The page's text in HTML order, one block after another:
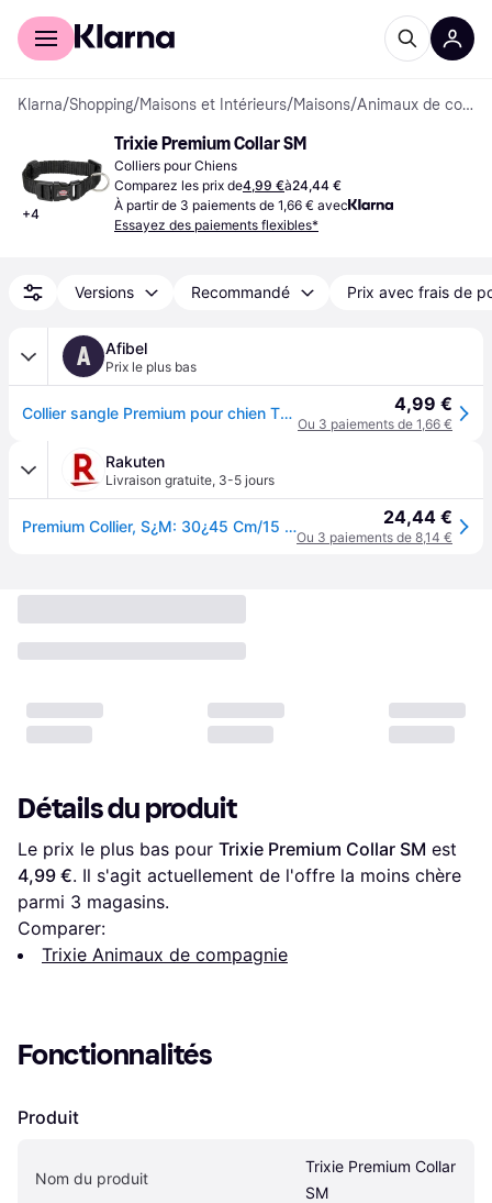
Acheter avec Klarna
Klarna/Shopping/Maisons et Intérieurs/Maisons/ Animaux de compagnie
+4
Trixie Premium Collar SM
Colliers pour Chiens
Comparez les prix de4,99 €à24,44 €
À partir de 3 paiements de 1,66 € avec
Essayez des paiements flexibles*
Versions Recommandé Prix avec frais de
A Afibel
Prix le plus bas
Collier sangle Premium pour chien TRIXIE - TRX-201401 - Noir - Polyester - Taille : S-M 4,99 €
Ou 3 paiements de 1,66 €
Rakuten
Livraison gratuite, 3-5 jours
Premium Collier, S¿M: 30¿45 Cm/15 Mm, Noir - 20151 24,44 €
Ou 3 paiements de 8,14 €
Détails du produit
Le prix le plus bas pour Trixie Premium Collar SM
4,99 €. Il s'agit actuellement de l'offre la moins chère
parmi 3 magasins.
Comparer:
Trixie Animaux de compagnie
Fonctionnalités
Produit
Nom du produit
Trixie Premium Collar
SM